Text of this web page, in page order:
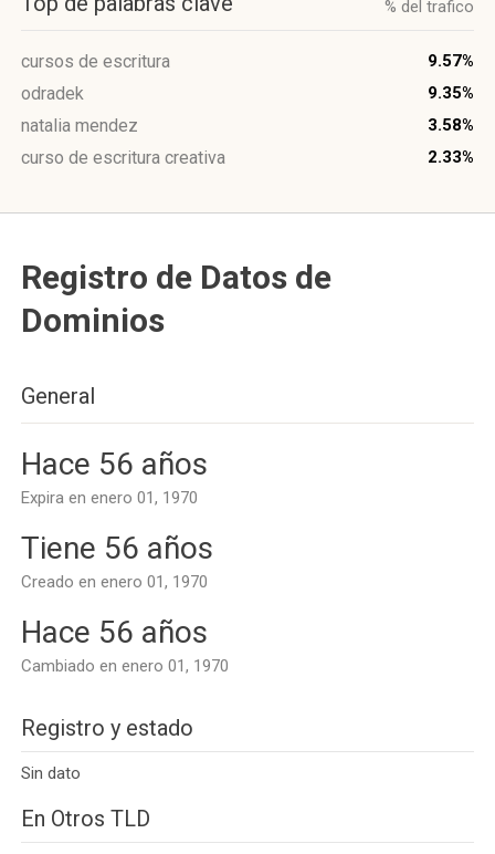
% del trafico
cursos de escritura 9.57%
odradek 9.35%
natalia mendez 3.58%
curso de escritura creativa 2.33%
Registro de Datos de
Dominios
General
Hace 56 años
Expira en enero 01, 1970
Tiene 56 años
Creado en enero 01, 1970
Hace 56 años
Cambiado en enero 01, 1970
Registro y estado
Sin dato
En Otros TLD